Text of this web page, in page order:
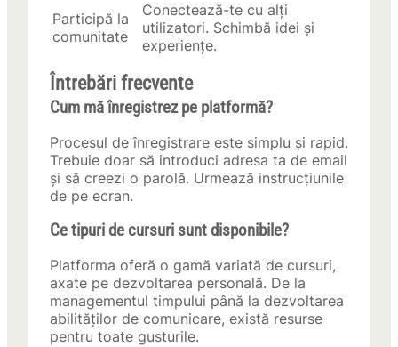
Participă la
comunitate
Conectează-te cu alți
utilizatori. Schimbă idei și
experiențe.
Întrebări frecvente
Cum mă înregistrez pe platformă?
Procesul de înregistrare este simplu și rapid.
Trebuie doar să introduci adresa ta de email
și să creezi o parolă. Urmează instrucțiunile
de pe ecran.
Ce tipuri de cursuri sunt disponibile?
Platforma oferă o gamă variată de cursuri,
axate pe dezvoltarea personală. De la
managementul timpului până la dezvoltarea
abilităților de comunicare, există resurse
pentru toate gusturile.